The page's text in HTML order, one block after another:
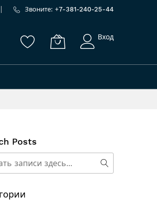
Звоните: +7-381-240-25-44
Вход
Posts
Поиск